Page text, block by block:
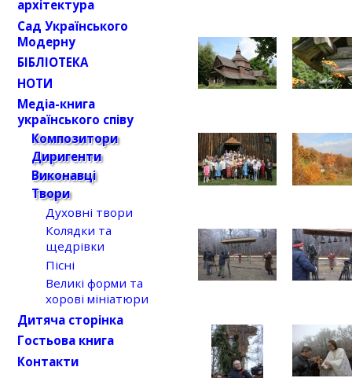
архітектура
Сад Українського
Модерну
БІБЛІОТЕКА
НОТИ
Медіа-книга
українського співу
Композитори
Диригенти
Виконавці
Твори
Духовні твори
Колядки та
щедрівки
Пісні
Великі форми та
хорові мініатюри
Дитяча сторінка
Гостьова книга
Контакти